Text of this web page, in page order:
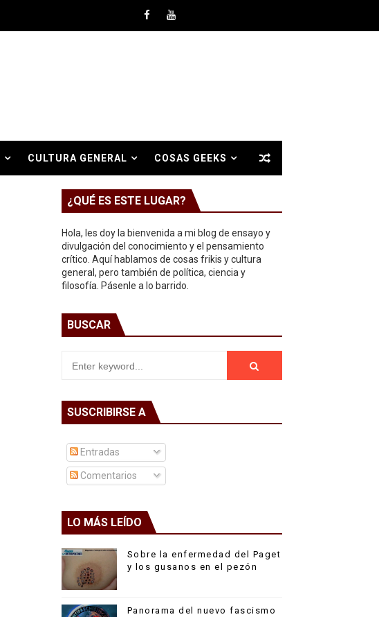
CULTURA GENERAL COSAS GEEKS
¿QUÉ ES ESTE LUGAR?
Hola, les doy la bienvenida a mi blog de ensayo y
divulgación del conocimiento y el pensamiento
crítico. Aquí hablamos de cosas frikis y cultura
general, pero también de política, ciencia y
filosofía. Pásenle a lo barrido.
BUSCAR
SUSCRIBIRSE A
Entradas
Comentarios
LO MÁS LEÍDO
Sobre la enfermedad del Paget
y los gusanos en el pezón
Panorama del nuevo fascismo